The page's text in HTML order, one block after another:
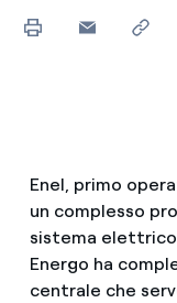
Enel, primo
un complesso
sistema elettrico
Energo ha
centrale che